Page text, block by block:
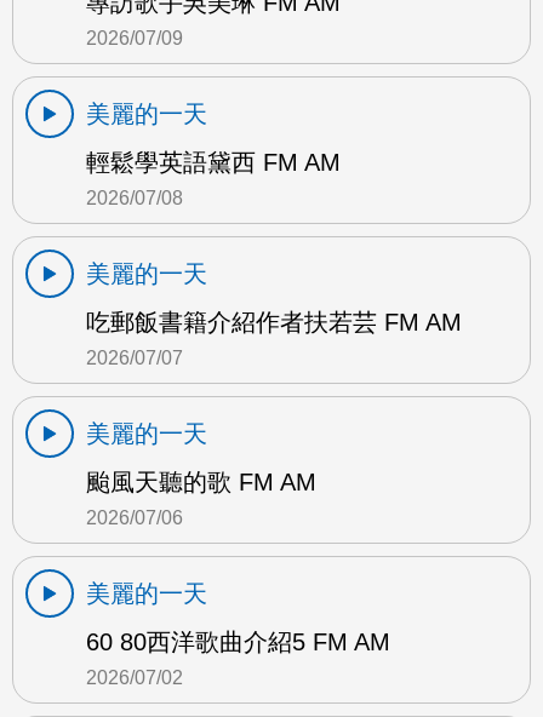
2026/07/09
美麗的一天
輕鬆學英語黛西 FM AM
2026/07/08
美麗的一天
吃郵飯書籍介紹作者扶若芸 FM AM
2026/07/07
美麗的一天
颱風天聽的歌 FM AM
2026/07/06
美麗的一天
60 80西洋歌曲介紹5 FM AM
2026/07/02